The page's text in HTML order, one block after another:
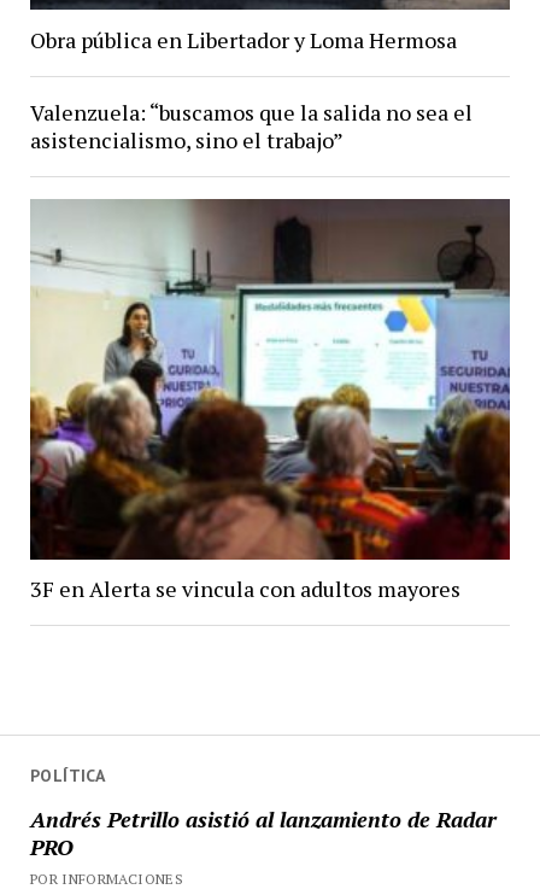
POLÍTICA
Andrés Petrillo asistió al lanzamiento de Radar
PRO
POR INFORMACIONES
Obra pública en Libertador y Loma Hermosa
Valenzuela: “buscamos que la salida no sea el
asistencialismo, sino el trabajo”
3F en Alerta se vincula con adultos mayores